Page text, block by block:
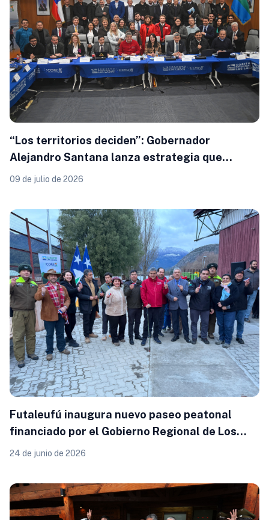
“Los territorios deciden”: Gobernador
Alejandro Santana lanza estrategia que
entrega mayor autonomía a los municipios
09 de julio de 2026
Futaleufú inaugura nuevo paseo peatonal
financiado por el Gobierno Regional de Los
Lagos
24 de junio de 2026